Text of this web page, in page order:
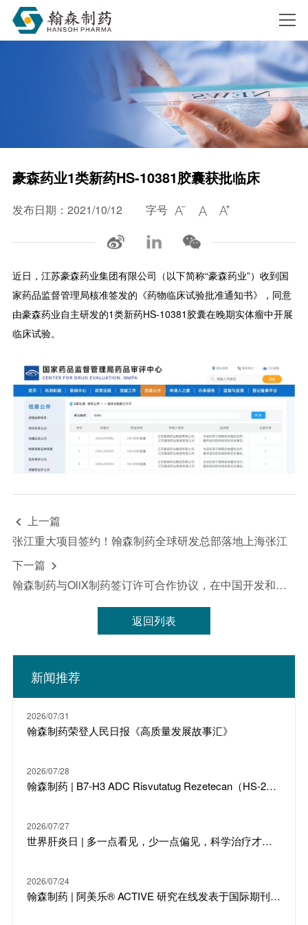
豪森药业1类新药HS-10381胶囊获批临床
发布日期：2021/10/12 字号   
近日，江苏豪森药业集团有限公司（以下简称“豪森药业”）收到国
家药品监督管理局核准签发的《药物临床试验批准通知书》，同意
由豪森药业自主研发的1类新药HS-10381胶囊在晚期实体瘤中开展
临床试验。
 上一篇
张江重大项目签约！翰森制药全球研发总部落地上海张江
下一篇 
翰森制药与OliX制药签订许可合作协议，在中国开发和商业化siRNA疗法
返回列表
新闻推荐
2026/07/31
翰森制药荣登人民日报《高质量发展故事汇》
2026/07/28
翰森制药 | B7-H3 ADC Risvutatug Rezetecan（HS-20093）骨肉瘤III期临床ARTEMIS-011达到IRC-PFS主要终点
2026/07/27
世界肝炎日 | 多一点看见，少一点偏见，科学治疗才是打败乙肝的最强答案
2026/07/24
翰森制药 | 阿美乐® ACTIVE 研究在线发表于国际期刊 JTO